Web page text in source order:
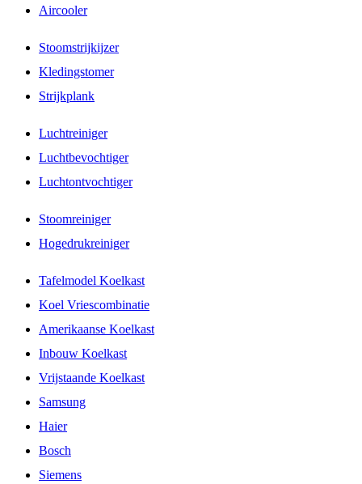
Aircooler
Stoomstrijkijzer
Kledingstomer
Strijkplank
Luchtreiniger
Luchtbevochtiger
Luchtontvochtiger
Stoomreiniger
Hogedrukreiniger
Tafelmodel Koelkast
Koel Vriescombinatie
Amerikaanse Koelkast
Inbouw Koelkast
Vrijstaande Koelkast
Samsung
Haier
Bosch
Siemens